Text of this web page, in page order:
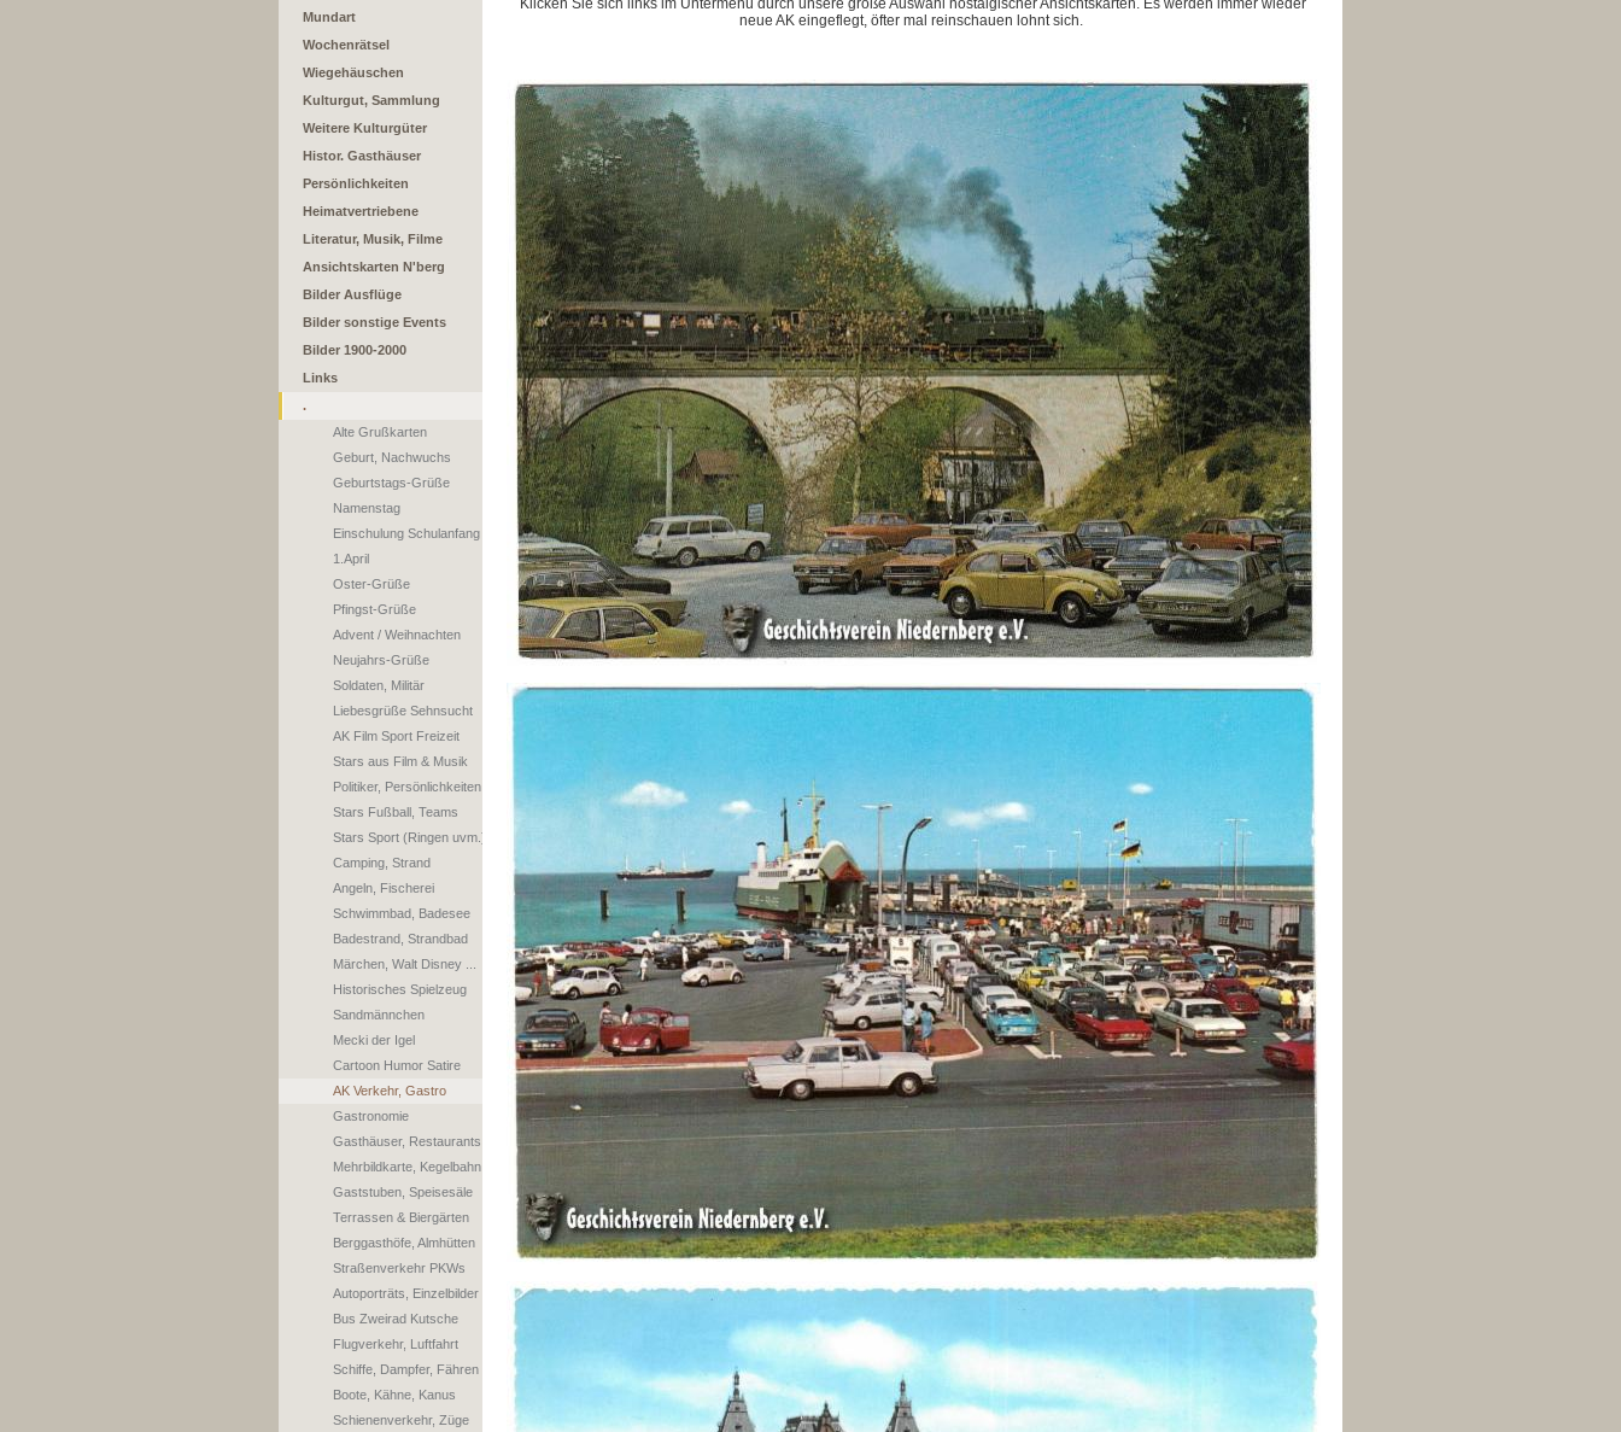
Mundart
Wochenrätsel
Wiegehäuschen
Kulturgut, Sammlung
Weitere Kulturgüter
Histor. Gasthäuser
Persönlichkeiten
Heimatvertriebene
Literatur, Musik, Filme
Ansichtskarten N'berg
Bilder Ausflüge
Bilder sonstige Events
Bilder 1900-2000
Links
.
Alte Grußkarten
Geburt, Nachwuchs
Geburtstags-Grüße
Namenstag
Einschulung Schulanfang
1.April
Oster-Grüße
Pfingst-Grüße
Advent / Weihnachten
Neujahrs-Grüße
Soldaten, Militär
Liebesgrüße Sehnsucht
AK Film Sport Freizeit
Stars aus Film & Musik
Politiker, Persönlichkeiten
Stars Fußball, Teams
Stars Sport (Ringen uvm.)
Camping, Strand
Angeln, Fischerei
Schwimmbad, Badesee
Badestrand, Strandbad
Märchen, Walt Disney ...
Historisches Spielzeug
Sandmännchen
Mecki der Igel
Cartoon Humor Satire
AK Verkehr, Gastro
Gastronomie
Gasthäuser, Restaurants
Mehrbildkarte, Kegelbahn
Gaststuben, Speisesäle
Terrassen & Biergärten
Berggasthöfe, Almhütten
Straßenverkehr PKWs
Autoporträts, Einzelbilder
Bus Zweirad Kutsche
Flugverkehr, Luftfahrt
Schiffe, Dampfer, Fähren
Boote, Kähne, Kanus
Schienenverkehr, Züge
Klicken Sie sich links im Untermenü durch unsere große Auswahl nostalgischer Ansichtskarten.Es werden immer wieder
neue AK eingeflegt, öfter mal reinschauen lohnt sich.